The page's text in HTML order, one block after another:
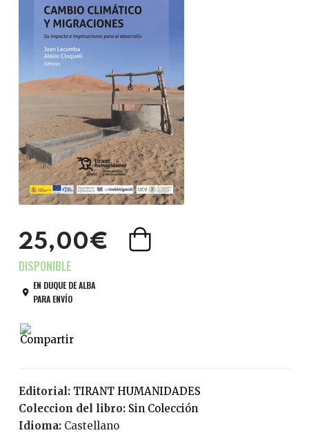
25,00€
EN DUQUE DE ALBA
PARA ENVÍO
Editorial:
TIRANT HUMANIDADES
Coleccion del libro:
Sin Colección
Idioma:
Castellano